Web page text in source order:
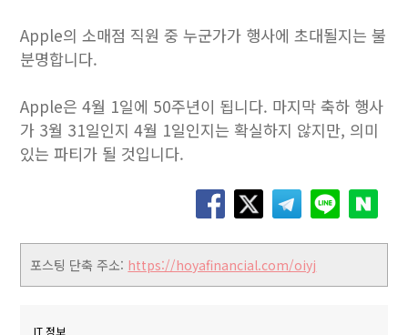
Apple의 소매점 직원 중 누군가가 행사에 초대될지는 불
분명합니다.
Apple은 4월 1일에 50주년이 됩니다. 마지막 축하 행사
가 3월 31일인지 4월 1일인지는 확실하지 않지만, 의미
있는 파티가 될 것입니다.
포스팅 단축 주소: https://hoyafinancial.com/oiyj
IT 정보